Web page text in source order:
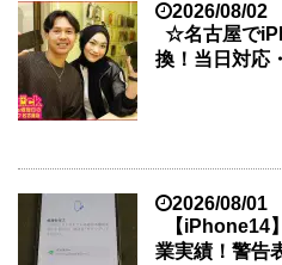
2026/08/02
☆名古屋で
換！当日対応
2026/08/01
【iPhone14
業実績！警告